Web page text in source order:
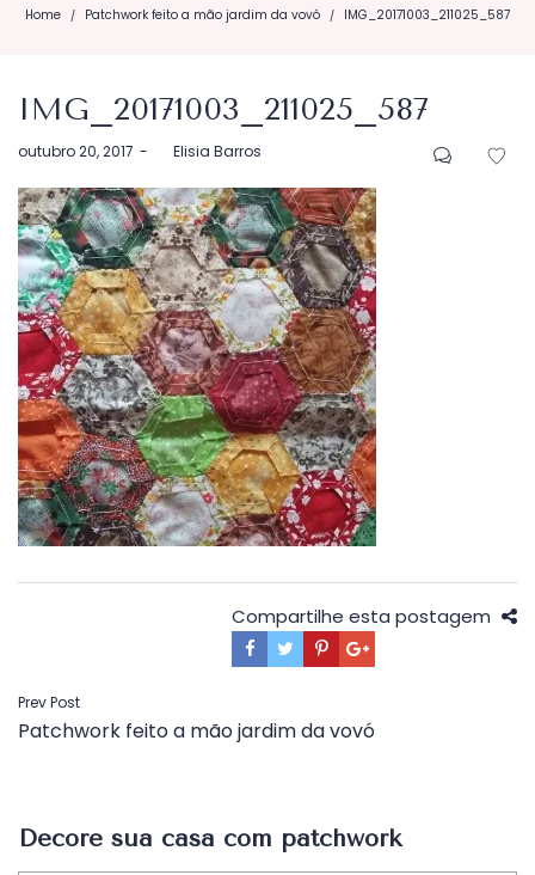
Home / Patchwork feito a mão jardim da vovó / IMG_20171003_211025_587
IMG_20171003_211025_587
Postado
outubro 20, 2017 byElisia Barros
Compartilhe esta postagem
Navegação
de
Prev Post
Patchwork feito a mão jardim da vovó
Decore sua casa com patchwork